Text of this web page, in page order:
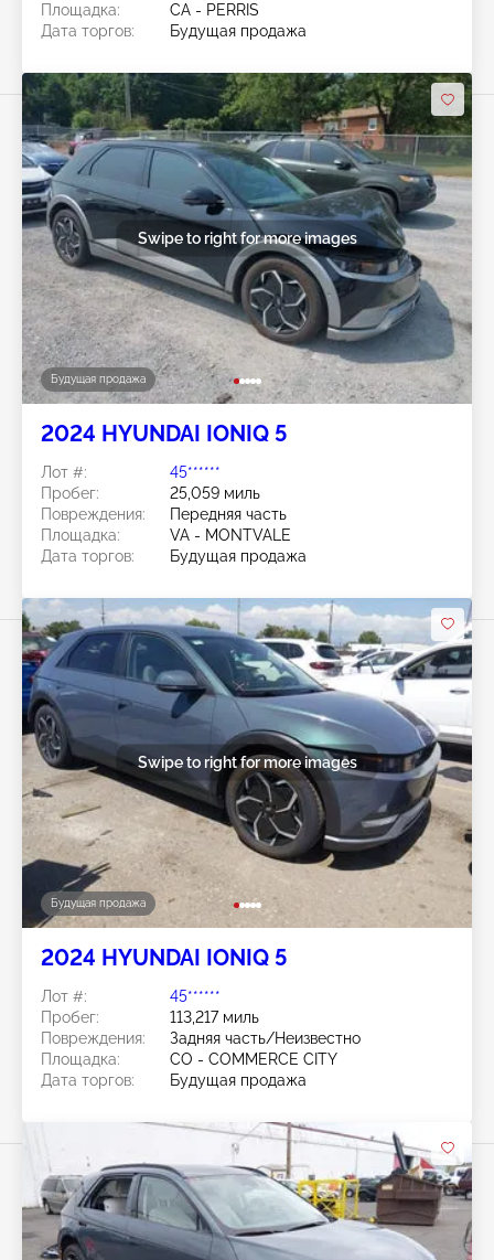
Площадка:
CA - PERRIS
Дата торгов:
Будущая продажа
Будущая продажа
Swipe to right for more images
2024 HYUNDAI IONIQ 5
Лот #:
45******
Пробег:
25,059 миль
Повреждения:
Передняя часть
Площадка:
VA - MONTVALE
Дата торгов:
Будущая продажа
Будущая продажа
Swipe to right for more images
2024 HYUNDAI IONIQ 5
Лот #:
45******
Пробег:
113,217 миль
Повреждения:
Задняя часть/Неизвестно
Площадка:
CO - COMMERCE CITY
Дата торгов:
Будущая продажа